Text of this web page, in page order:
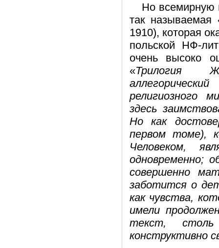
Но всемирную
так называемая
1910), которая
польской НФ-
очень высоко
«Трилогия
здесь
Но как
первом томе),
Человеком,
одновременно;
совершенно
заботится о
как чувства,
имели
текст,
конструктивно